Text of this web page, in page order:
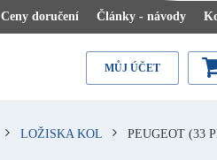
Ceny doručení Články - návody
MŮJ ÚČET
LOŽISKA KOL PEUGEOT (33